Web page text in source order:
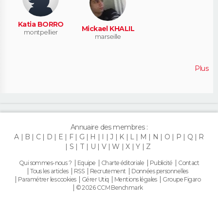
Katia BORRO
montpellier Mickael KHALIL
marseille
Plus
Annuaire des membres :
A
B C D E F G H I J K L M N O P Q
R
S
T U V W X Y Z
Qui sommes-nous ? Equipe Charte éditoriale Publicité
Contact
Tous les articles
RSS Recrutement
Données personnelles
Paramétrer les cookies
Gérer Utiq Mentions légales
Groupe Figaro
© 2026 CCM Benchmark